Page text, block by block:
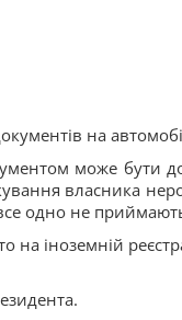
на
може бути
власника
одно не